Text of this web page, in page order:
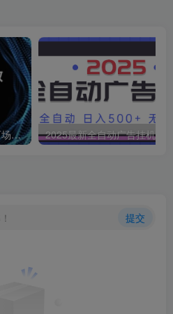
AI快速作图提效，快速换百场景模特，掌握文生图图生图技巧，提升作图效率
提交